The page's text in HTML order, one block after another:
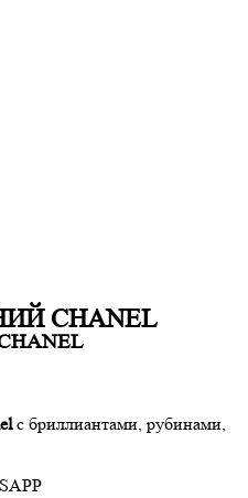
CHANEL
с бриллиантами, рубинами,